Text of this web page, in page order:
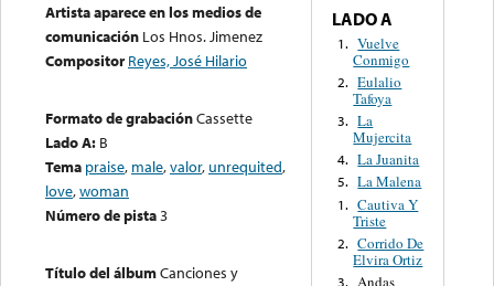
Artista aparece en los medios de
comunicación Los Hnos. Jimenez
Compositor Reyes, José Hilario
Formato de grabaciónCassette
Lado A: B
Tema praise, male,valor, unrequited,
love,woman
Número de pista3
Título del álbumCanciones y
LADO A
1. Vuelve
Conmigo
2. Eulalio
Tafoya
3. La
Mujercita
4. La Juanita
5. La Malena
1. Cautiva Y
Triste
2. Corrido De
Elvira Ortiz
3. Andas